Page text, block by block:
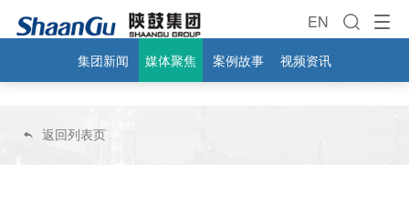
EN
集团新闻 媒体聚焦 案例故事 视频资讯
 返回列表页